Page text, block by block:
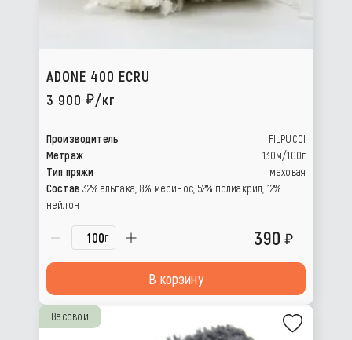
ADONE 400 ECRU
3 900
/кг
Производитель
FILPUCCI
Метраж
130м/100г
Тип пряжи
меховая
Состав 32% альпака, 8% меринос, 52% полиакрил, 12%
нейлон
г 390
В корзину
Весовой